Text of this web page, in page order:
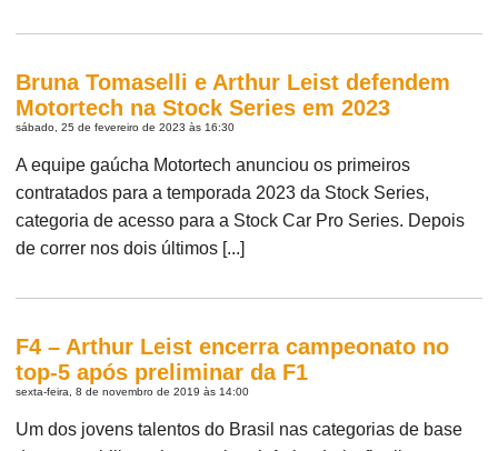
Bruna Tomaselli e Arthur Leist defendem
Motortech na Stock Series em 2023
sábado, 25 de fevereiro de 2023 às 16:30
A equipe gaúcha Motortech anunciou os primeiros
contratados para a temporada 2023 da Stock Series,
categoria de acesso para a Stock Car Pro Series. Depois
de correr nos dois últimos [...]
F4 – Arthur Leist encerra campeonato no
top-5 após preliminar da F1
sexta-feira, 8 de novembro de 2019 às 14:00
Um dos jovens talentos do Brasil nas categorias de base